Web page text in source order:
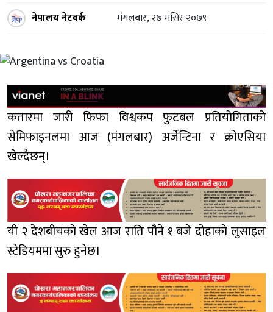
नेपालय नेटवर्क मंगलबार, २७ मंसिर २०७९
कतारमा जारी फिफा विश्वकप फुटबल प्रतियोगिताको
सेमिफाइनलमा आज (मंगलबार) अर्जेन्टिना र क्रोएसिया
खेल्दैछन्।
यी २ देशबीचको खेल आज राति पौने १ बजे दोहाको लुसाइल
स्टेडियममा सुरु हुनेछ।